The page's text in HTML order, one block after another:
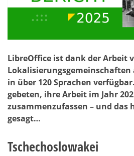
LibreOffice ist dank der Arbeit
Lokalisierungsgemeinschaften
in über 120 Sprachen
gebeten, ihre Arbeit im Jahr
zusammenzufassen – und das
gesagt…
Tschechoslowakei